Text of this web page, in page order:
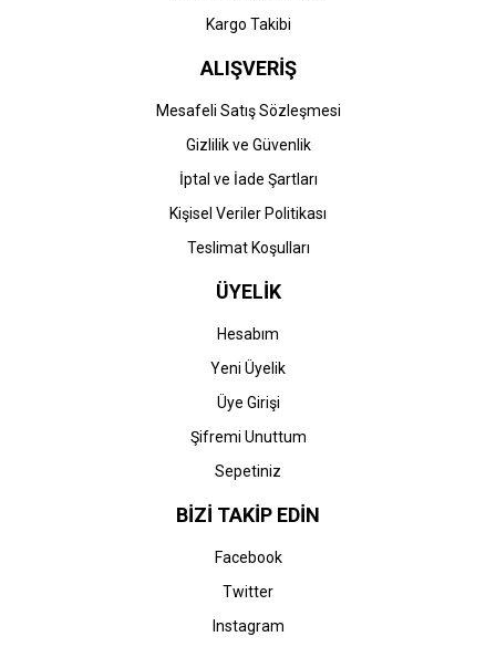
Kargo Takibi
ALIŞVERİŞ
Mesafeli Satış Sözleşmesi
Gizlilik ve Güvenlik
İptal ve İade Şartları
Kişisel Veriler Politikası
Teslimat Koşulları
ÜYELİK
Hesabım
Yeni Üyelik
Üye Girişi
Şifremi Unuttum
Sepetiniz
BİZİ TAKİP EDİN
Facebook
Twitter
Instagram